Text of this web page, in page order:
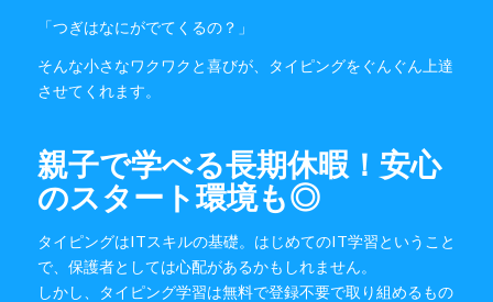
「つぎはなにがでてくるの？」
そんな小さなワクワクと喜びが、タイピングをぐんぐん上達
させてくれます。
親子で学べる長期休暇！安心
のスタート環境も◎
タイピングはITスキルの基礎。はじめてのIT学習ということ
で、保護者としては心配があるかもしれません。
しかし、タイピング学習は無料で登録不要で取り組めるもの